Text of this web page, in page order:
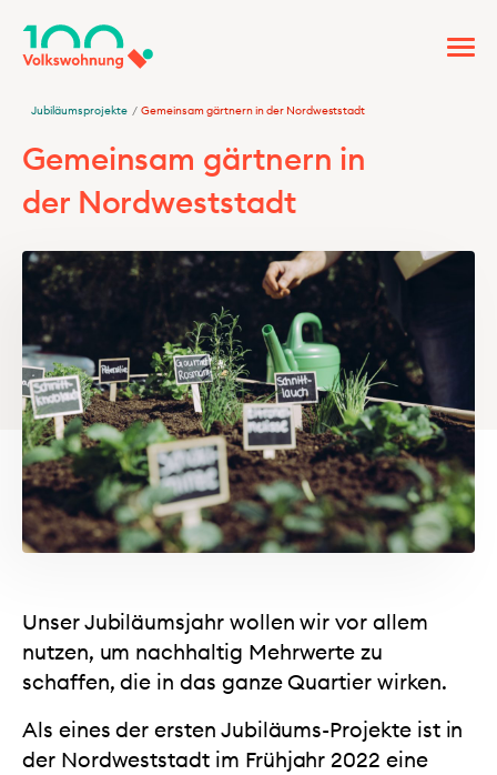
Jubiläumsprojekte / Gemeinsam gärtnern in der Nordweststadt
Gemeinsam gärtnern in
der Nordweststadt
Unser Jubiläumsjahr wollen wir vor allem
nutzen, um nachhaltig Mehrwerte zu
schaffen, die in das ganze Quartier wirken.
Als eines der ersten Jubiläums-Projekte ist in
der Nordweststadt im Frühjahr 2022 eine